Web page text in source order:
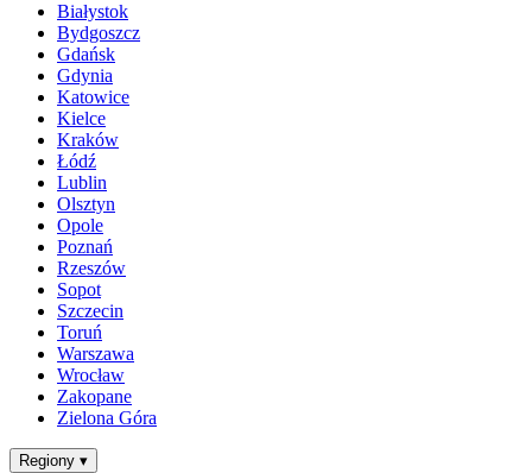
Białystok
Bydgoszcz
Gdańsk
Gdynia
Katowice
Kielce
Kraków
Łódź
Lublin
Olsztyn
Opole
Poznań
Rzeszów
Sopot
Szczecin
Toruń
Warszawa
Wrocław
Zakopane
Zielona Góra
Regiony ▾